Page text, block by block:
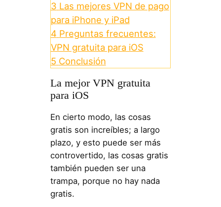
3 Las mejores VPN de pago
para iPhone y iPad
4 Preguntas frecuentes:
VPN gratuita para iOS
5 Conclusión
La mejor VPN gratuita
para iOS
En cierto modo, las cosas
gratis son increíbles; a largo
plazo, y esto puede ser más
controvertido, las cosas gratis
también pueden ser una
trampa, porque no hay nada
gratis.